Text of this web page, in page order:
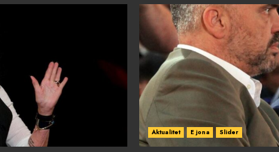
Aktualitet E jona Slider